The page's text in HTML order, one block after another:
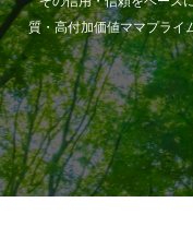
質・高付加価値ママプライ